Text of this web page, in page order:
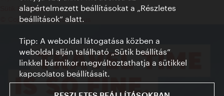
Sütik beállítása
© Copyright WienTourismus
alapértelmezett beállításokat a „Részletes
beállítások“ alatt.
Tipp: A weboldal látogatása közben a
weboldal alján található „Sütik beállítás”
linkkel bármikor megváltoztathatja a sütikkel
kapcsolatos beállításait.